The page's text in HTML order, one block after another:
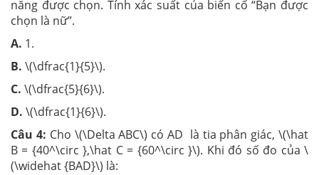
năng được chọn. Tính xác suất của biến cố “Bạn được
chọn là nữ”.
A. 1.
B. \(\dfrac{1}{5}\).
C. \(\dfrac{5}{6}\).
D. \(\dfrac{1}{6}\).
Câu 4: Cho \(\Delta ABC\) có AD là tia phân giác, \(\hat
B = {40^\circ },\hat C = {60^\circ }\). Khi đó số đo của \
(\widehat {BAD}\) là: